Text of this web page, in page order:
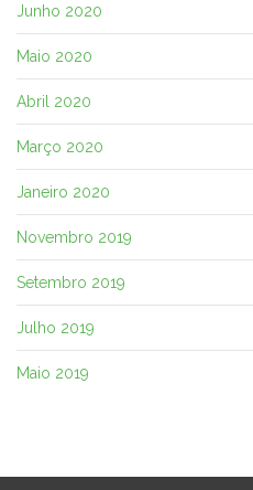
Junho 2020
Maio 2020
Abril 2020
Março 2020
Janeiro 2020
Novembro 2019
Setembro 2019
Julho 2019
Maio 2019